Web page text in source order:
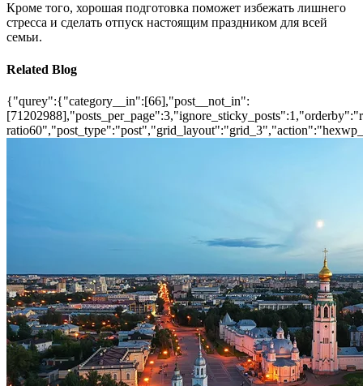
Кроме того, хорошая подготовка поможет избежать лишнего
стресса и сделать отпуск настоящим праздником для всей
семьи.
Related Blog
{"qurey":{"category__in":[66],"post__not_in":